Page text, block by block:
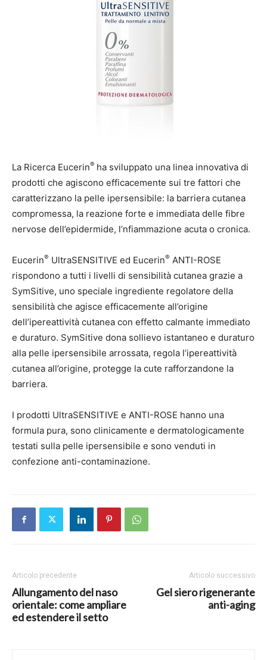
La Ricerca Eucerin® ha sviluppato una linea innovativa di
prodotti che agiscono efficacemente sui tre fattori che
caratterizzano la pelle ipersensibile: la barriera cutanea
compromessa, la reazione forte e immediata delle fibre
nervose dell’epidermide, l’nfiammazione acuta o cronica.
Eucerin® UltraSENSITIVE ed Eucerin® ANTI-ROSE
rispondono a tutti i livelli di sensibilità cutanea grazie a
SymSitive, uno speciale ingrediente regolatore della
sensibilità che agisce efficacemente all’origine
dell’ipereattività cutanea con effetto calmante immediato
e duraturo. SymSitive dona sollievo istantaneo e duraturo
alla pelle ipersensibile arrossata, regola l’ipereattività
cutanea all’origine, protegge la cute rafforzandone la
barriera.
I prodotti UltraSENSITIVE e ANTI-ROSE hanno una
formula pura, sono clinicamente e dermatologicamente
testati sulla pelle ipersensibile e sono venduti in
confezione anti-contaminazione.
Articolo precedente
Allungamento del naso
orientale: come ampliare
ed estendere il setto
Articolo successivo
Gel siero rigenerante
anti-aging